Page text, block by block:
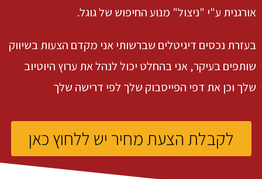
אורגנית ע"י "ניצול" מנוע החיפוש של גוגל.
בעזרת נכסים דיגיטלים שברשותי אני מקדם הצעות בשיווק
שותפים בעיקר, אני בהחלט יכול לנהל את ערוץ היוטיוב
שלך וכן את דפי הפייסבוק שלך לפי דרישה שלך
לקבלת הצעת מחיר יש ללחוץ כאן